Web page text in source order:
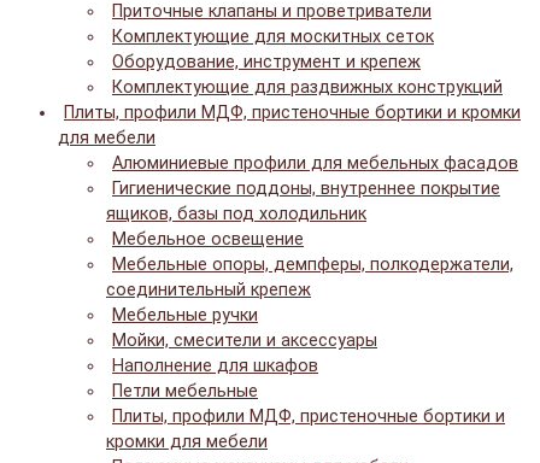
Приточные клапаны и проветриватели
Комплектующие для москитных сеток
Оборудование, инструмент и крепеж
Комплектующие для раздвижных конструкций
Плиты, профили МДФ, пристеночные бортики и кромки
для мебели
Алюминиевые профили для мебельных фасадов
Гигиенические поддоны, внутреннее покрытие
ящиков, базы под холодильник
Мебельное освещение
Мебельные опоры, демпферы, полкодержатели,
соединительный крепеж
Мебельные ручки
Мойки, смесители и аксессуары
Наполнение для шкафов
Петли мебельные
Плиты, профили МДФ, пристеночные бортики и
кромки для мебели